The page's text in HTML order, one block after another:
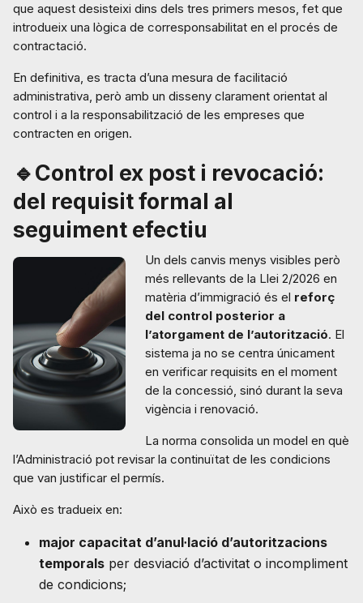
que aquest desisteixi dins dels tres primers mesos, fet que
introdueix una lògica de corresponsabilitat en el procés de
contractació.
En definitiva, es tracta d’una mesura de facilitació
administrativa, però amb un disseny clarament orientat al
control i a la responsabilització de les empreses que
contracten en origen.
🔹Control ex post i revocació:
del requisit formal al
seguiment efectiu
Un dels canvis menys visibles però
més rellevants de la Llei 2/2026 en
matèria d’immigració és el reforç
del control posterior a
l’atorgament de l’autorització. El
sistema ja no se centra únicament
en verificar requisits en el moment
de la concessió, sinó durant la seva
vigència i renovació.
La norma consolida un model en què
l’Administració pot revisar la continuïtat de les condicions
que van justificar el permís.
Això es tradueix en:
major capacitat d’anul·lació d’autoritzacions
temporals per desviació d’activitat o incompliment
de condicions;